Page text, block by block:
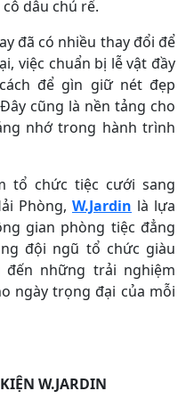
dâu chú rể.
đã có nhiều thay đổi để
việc chuẩn bị lễ vật đầy
để gìn giữ nét đẹp
cũng là nền tảng cho
nhớ trong hành trình
tổ chức tiệc cưới sang
Phòng, W.Jardin là lựa
gian phòng tiệc đẳng
đội ngũ tổ chức giàu
đến những trải nghiệm
ngày trọng đại của mỗi
W.JARDIN